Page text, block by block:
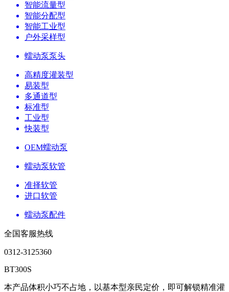
智能流量型
智能分配型
智能工业型
户外采样型
蠕动泵泵头
高精度灌装型
易装型
多通道型
标准型
工业型
快装型
OEM蠕动泵
蠕动泵软管
准择软管
进口软管
蠕动泵配件
全国客服热线
0312-3125360
BT300S
本产品体积小巧不占地，以基本型亲民定价，即可解锁精准灌